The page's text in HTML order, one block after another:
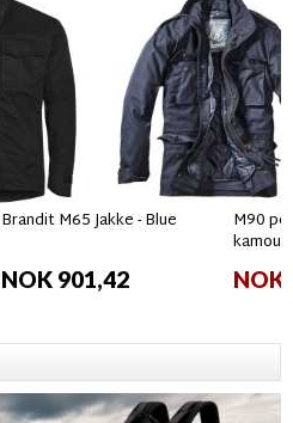
Brandit M65 Jakke - Blue
NOK 901,42
M90
NOK